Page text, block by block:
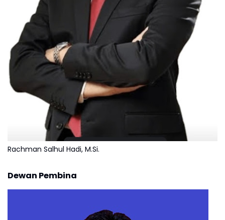
Rachman Salhul Hadi, M.Si.
Dewan Pembina